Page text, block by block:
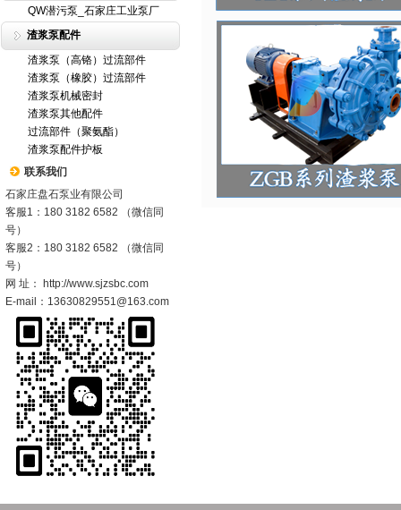
QW潜污泵_石家庄工业泵厂
渣浆泵配件
渣浆泵（高铬）过流部件
渣浆泵（橡胶）过流部件
渣浆泵机械密封
渣浆泵其他配件
过流部件（聚氨酯）
渣浆泵配件护板
联系我们
石家庄盘石泵业有限公司
客服1：180 3182 6582 （微信同
号）
客服2：180 3182 6582 （微信同
号）
网 址： http://www.sjzsbc.com
E-mail：13630829551@163.com